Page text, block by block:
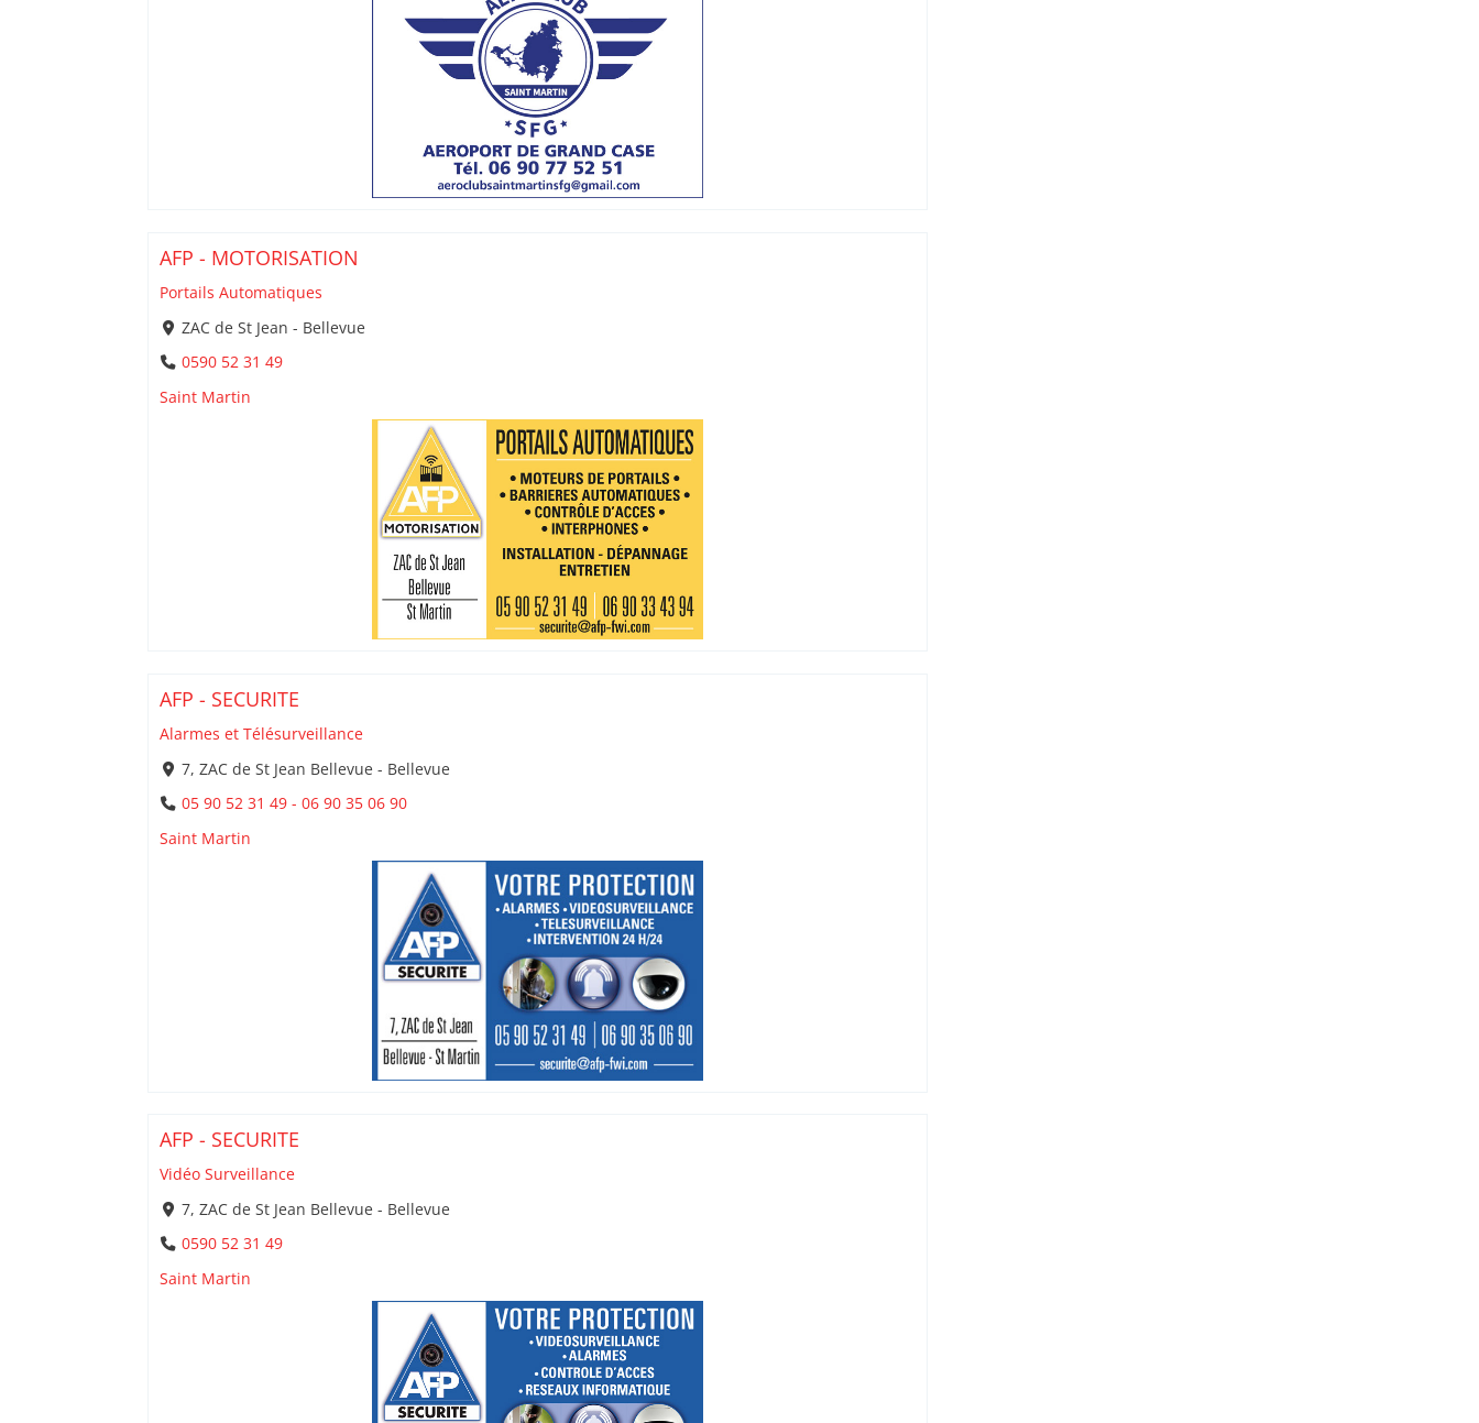
AFP - MOTORISATION
Portails Automatiques
ZAC de St Jean - Bellevue
0590 52 31 49
Saint Martin
AFP - SECURITE
Alarmes et Télésurveillance
7, ZAC de St Jean Bellevue - Bellevue
05 90 52 31 49 - 06 90 35 06 90
Saint Martin
AFP - SECURITE
Vidéo Surveillance
7, ZAC de St Jean Bellevue - Bellevue
0590 52 31 49
Saint Martin